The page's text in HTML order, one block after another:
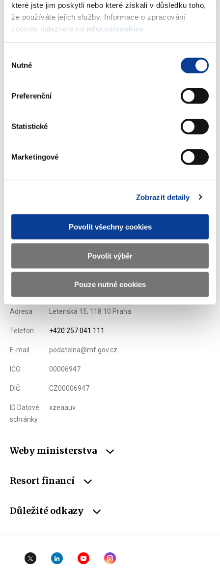
které jste jim poskytli nebo které získali v důsledku toho,
že používáte jejich služby. Informace o zpracování
cookies naleznete na mfcr.cz/cookies
souhlasu
Nutné
Preferenční
Statistické
Marketingové
Zobrazit detaily
Povolit všechny cookies
Povolit výběr
Pouze nutné cookies
Info-106-99-MF-19962-2019-48
Zobrazeno50 × Doporučeno328 ×
Ministerstvo financí ČR
Adresa Letenská 15, 118 10 Praha
Telefon +420 257 041 111
E-mail podatelna@mf.gov.cz
IČO 00006947
DIČ CZ00006947
ID Datové
schránky
xzeaauv
Weby ministerstva
Resort financí
Důležité odkazy